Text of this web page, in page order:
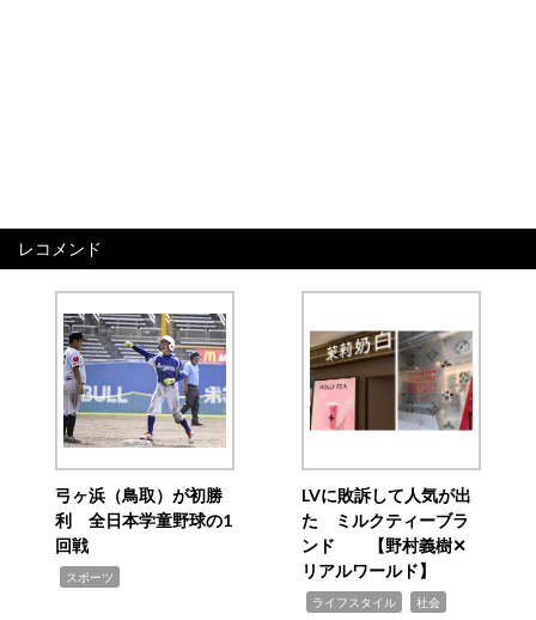
レコメンド
弓ヶ浜（鳥取）が初勝
利 全日本学童野球の1
回戦
スポーツ
LVに敗訴して人気が出
た ミルクティーブラ
ンド 【野村義樹✕
リアルワールド】
ライフスタイル 社会